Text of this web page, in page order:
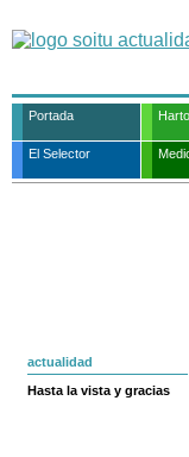
Portada
El Selector
actualidad
Hasta la vista y gracias